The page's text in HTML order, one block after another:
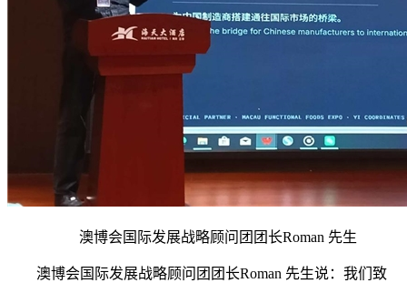
澳博会国际发展战略顾问团团长Roman 先生
澳博会国际发展战略顾问团团长Roman 先生说：我们致